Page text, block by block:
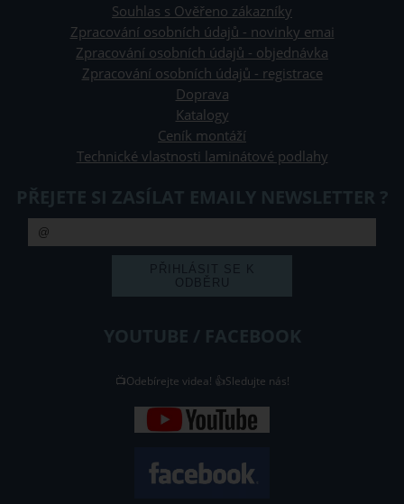
Souhlas s Ověřeno zákazníky
Zpracování osobních údajů - novinky emai
Zpracování osobních údajů - objednávka
Zpracování osobních údajů - registrace
Doprava
Katalogy
Ceník montáží
Technické vlastnosti laminátové podlahy
PŘEJETE SI ZASÍLAT EMAILY NEWSLETTER ?
YOUTUBE / FACEBOOK
📺Odebírejte videa! 👍Sledujte nás!